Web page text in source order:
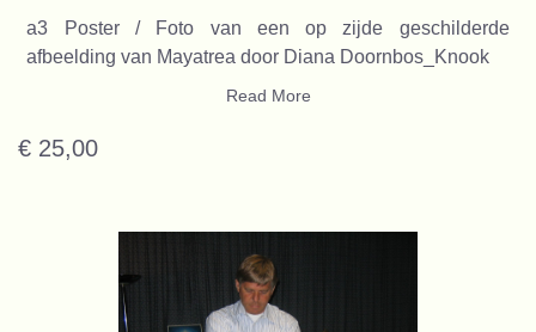
a3 Poster / Foto van een op zijde geschilderde
afbeelding van Mayatrea door Diana Doornbos_Knook
Read More
€ 25,00